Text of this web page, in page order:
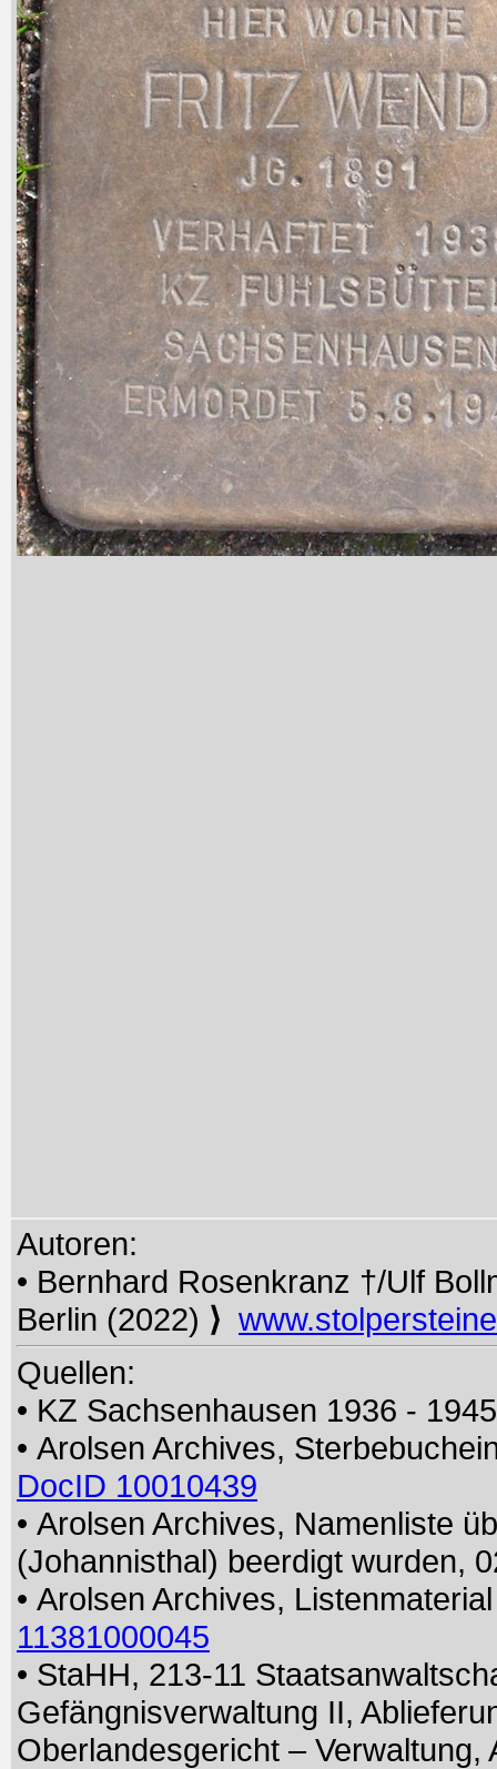
Autoren:
• Bernhard Rosenkranz †/Ulf
Berlin (2022) ⟩
Quellen:
• KZ Sachsenhausen 1936 -
• Arolsen Archives,
DocID 10010439
• Arolsen Archives, Namenliste
(Johannisthal) beerdigt wurden,
• Arolsen Archives,
11381000045
• StaHH, 213-11
Gefängnisverwaltung II,
Oberlandesgericht –